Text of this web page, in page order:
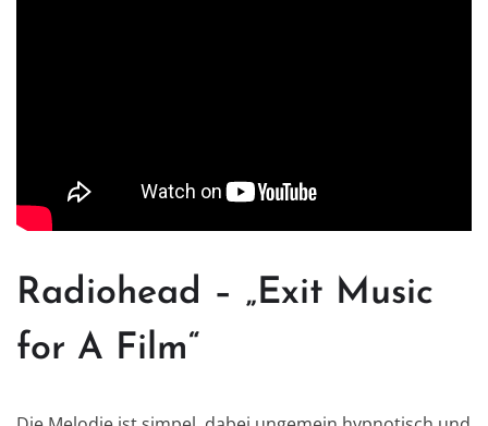
Radiohead – „Exit Music
for A Film“